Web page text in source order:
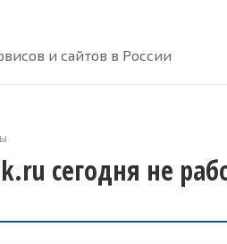
и сайтов в России
сегодня не